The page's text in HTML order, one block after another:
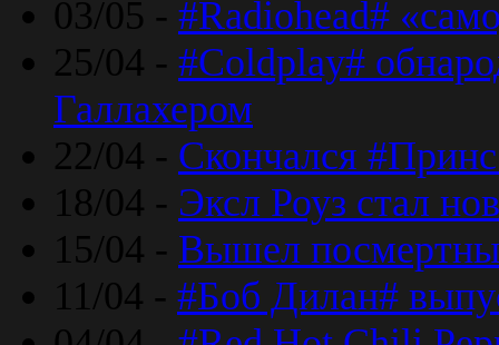
03/05 - #Radiohead#
25/04 - #Coldplay#
Галлахером
22/04 - Скончался
18/04 - Эксл Роуз стал
15/04 - Вышел
11/04 - #Боб Дилан#